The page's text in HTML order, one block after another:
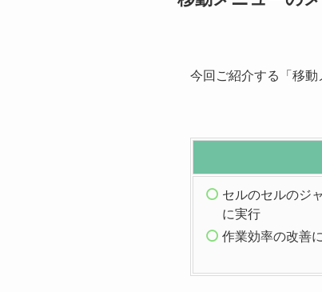
今回ご紹介する「移動
セルのセルのジ
に実行
作業効率の改善